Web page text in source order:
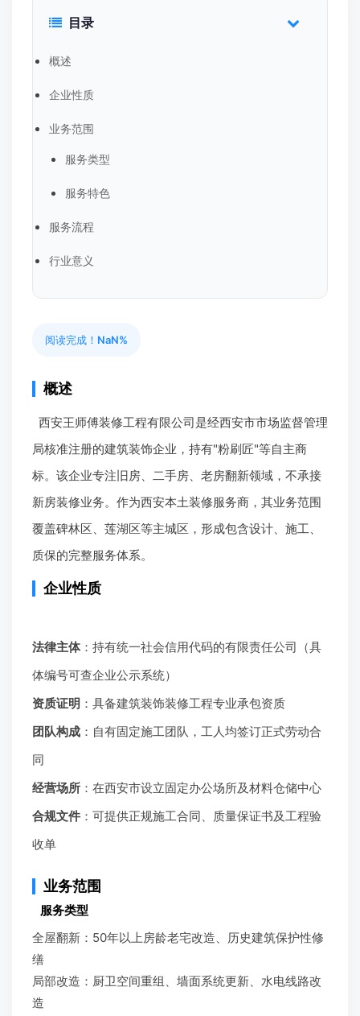
目录
概述
企业性质
业务范围
服务类型
服务特色
服务流程
行业意义
阅读完成！ NaN%
概述
西安王师傅装修工程有限公司是经西安市市场监督管理
局核准注册的建筑装饰企业，持有"粉刷匠"等自主商
标。该企业专注旧房、二手房、老房翻新领域，不承接
新房装修业务。作为西安本土装修服务商，其业务范围
覆盖碑林区、莲湖区等主城区，形成包含设计、施工、
质保的完整服务体系。
企业性质
法律主体：持有统一社会信用代码的有限责任公司（具
体编号可查企业公示系统）
资质证明 ：具备建筑装饰装修工程专业承包资质
团队构成 ：自有固定施工团队，工人均签订正式劳动合
同
经营场所 ：在西安市设立固定办公场所及材料仓储中心
合规文件 ：可提供正规施工合同、质量保证书及工程验
收单
业务范围
服务类型
全屋翻新：50年以上房龄老宅改造、历史建筑保护性修
缮
局部改造：厨卫空间重组、墙面系统更新、水电线路改
造